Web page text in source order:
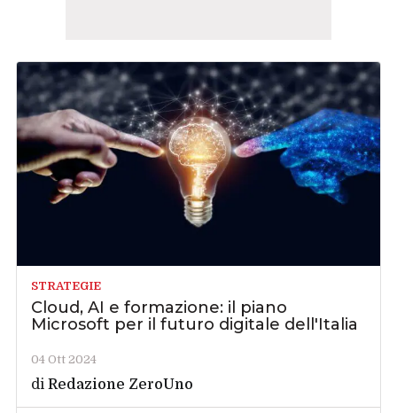
STRATEGIE
Cloud, AI e formazione: il piano
Microsoft per il futuro digitale dell'Italia
04 Ott 2024
diRedazione ZeroUno